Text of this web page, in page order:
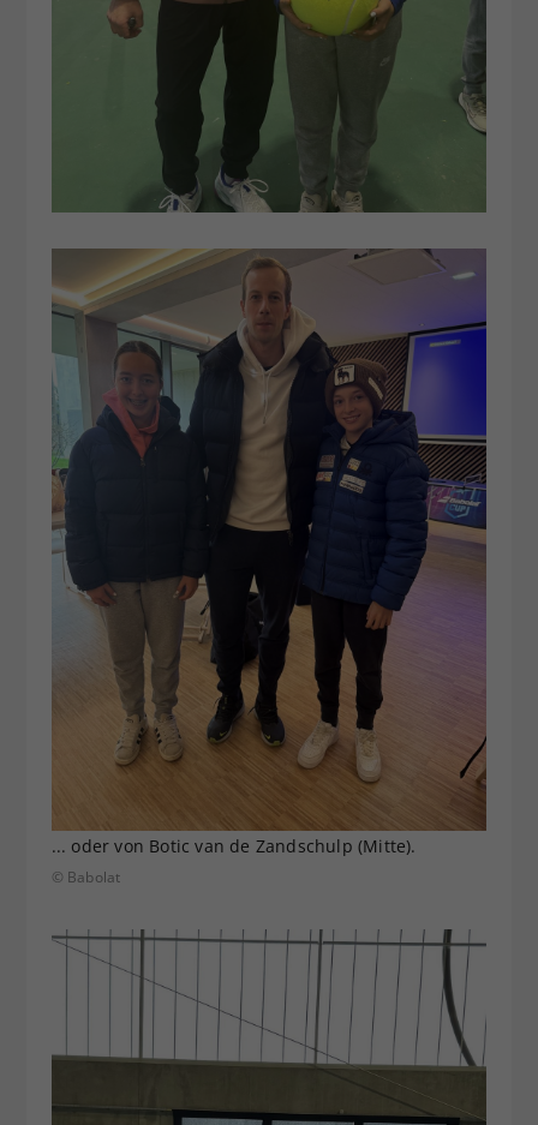
... oder von Botic van de Zandschulp (Mitte).
© Babolat